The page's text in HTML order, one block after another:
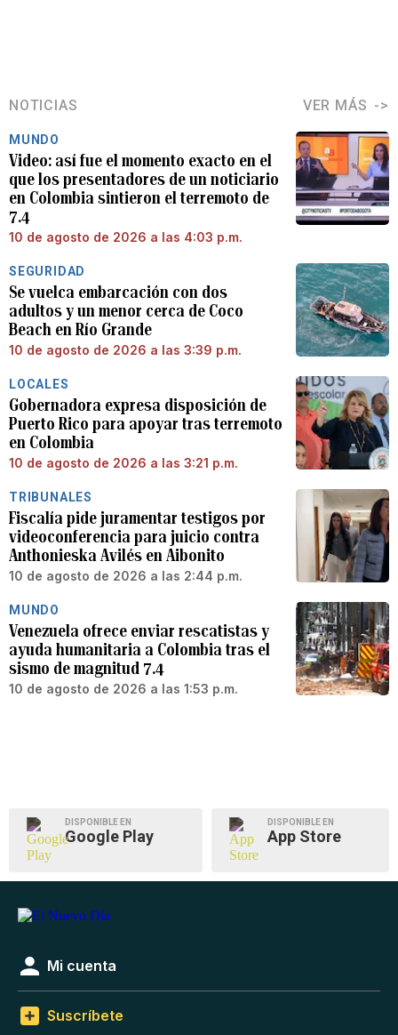
NOTICIAS VER MÁS
MUNDO
Video: así fue el momento exacto en el
que los presentadores de un noticiario
en Colombia sintieron el terremoto de
7.4
10 de agosto de 2026 a las 4:03 p.m.
SEGURIDAD
Se vuelca embarcación con dos
adultos y un menor cerca de Coco
Beach en Río Grande
10 de agosto de 2026 a las 3:39 p.m.
LOCALES
Gobernadora expresa disposición de
Puerto Rico para apoyar tras terremoto
en Colombia
10 de agosto de 2026 a las 3:21 p.m.
TRIBUNALES
Fiscalía pide juramentar testigos por
videoconferencia para juicio contra
Anthonieska Avilés en Aibonito
10 de agosto de 2026 a las 2:44 p.m.
MUNDO
Venezuela ofrece enviar rescatistas y
ayuda humanitaria a Colombia tras el
sismo de magnitud 7.4
10 de agosto de 2026 a las 1:53 p.m.
DISPONIBLE EN
Google Play
DISPONIBLE EN
App Store
Mi cuenta
Suscríbete